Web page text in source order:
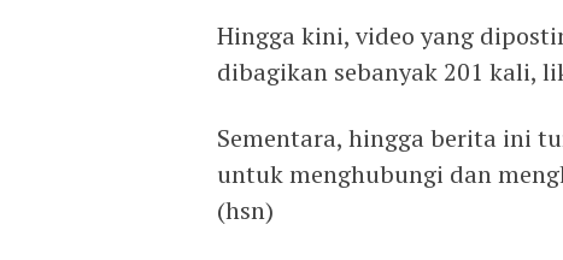
Hingga kini, video yang
dibagikan sebanyak 201 kali,
Sementara, hingga berita ini
untuk menghubungi dan
(hsn)